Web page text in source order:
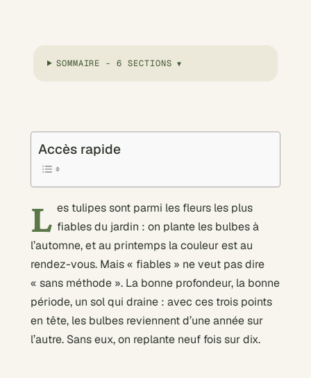
SOMMAIRE - 6 SECTIONS
Accès rapide
L es tulipes sont parmi les fleurs les plus
fiables du jardin : on plante les bulbes à
l’automne, et au printemps la couleur est au
rendez-vous. Mais « fiables » ne veut pas dire
« sans méthode ». La bonne profondeur, la bonne
période, un sol qui draine : avec ces trois points
en tête, les bulbes reviennent d’une année sur
l’autre. Sans eux, on replante neuf fois sur dix.